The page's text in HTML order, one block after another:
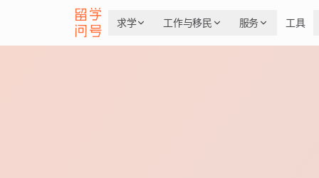
求学 工作与移民 服务 工具